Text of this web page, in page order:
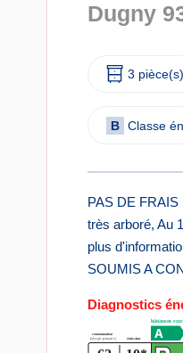
Dugny
3 pièce(s)
B Classe
PAS DE FRAIS
très arboré, Au
plus
SOUMIS A
Diagnostics